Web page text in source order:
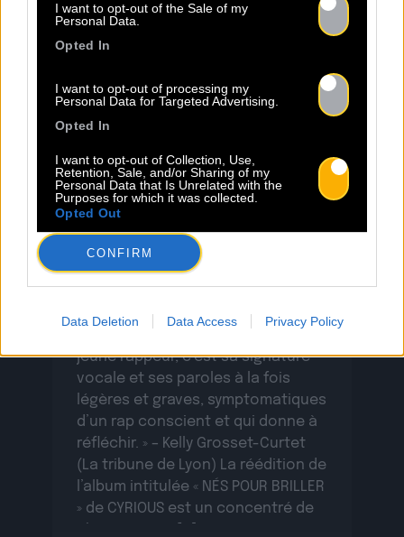
I want to opt-out of the Sale of my
Personal Data.
Opted In
I want to opt-out of processing my
Personal Data for Targeted Advertising.
Opted In
I want to opt-out of Collection, Use,
Retention, Sale, and/or Sharing of my
Personal Data that Is Unrelated with the
Purposes for which it was collected.
Opted Out
CONFIRM
Data Deletion Data Access Privacy Policy
01.01
CYRIOUS : De retour avec la
réédition de « BRILLER »
jeune rappeur, c’est sa signature
vocale et ses paroles à la fois
légères et graves, symptomatiques
d’un rap conscient et qui donne à
réfléchir. » – Kelly Grosset-Curtet
(La tribune de Lyon) La réédition de
l’album intitulée « NÉS POUR BRILLER
» de CYRIOUS est un concentré de